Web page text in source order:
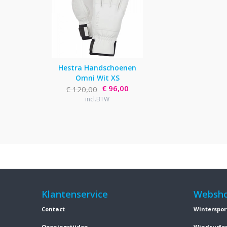
Hestra Handschoenen
Omni Wit XS
€ 120,00 € 96,00
incl.BTW
Klantenservice
Contact